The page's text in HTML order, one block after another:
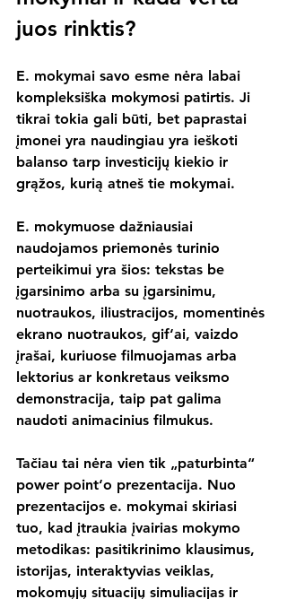
juos rinktis?
E. mokymai savo esme nėra labai
kompleksiška mokymosi patirtis. Ji
tikrai tokia gali būti, bet paprastai
įmonei yra naudingiau yra ieškoti
balanso tarp investicijų kiekio ir
grąžos, kurią atneš tie mokymai.
E. mokymuose dažniausiai
naudojamos priemonės turinio
perteikimui yra šios: tekstas be
įgarsinimo arba su įgarsinimu,
nuotraukos, iliustracijos, momentinės
ekrano nuotraukos, gif‘ai, vaizdo
įrašai, kuriuose filmuojamas arba
lektorius ar konkretaus veiksmo
demonstracija, taip pat galima
naudoti animacinius filmukus.
Tačiau tai nėra vien tik „paturbinta“
power point‘o prezentacija. Nuo
prezentacijos e. mokymai skiriasi
tuo, kad įtraukia įvairias mokymo
metodikas: pasitikrinimo klausimus,
istorijas, interaktyvias veiklas,
mokomųjų situacijų simuliacijas ir